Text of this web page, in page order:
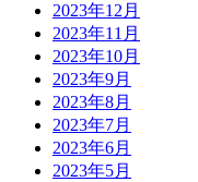
2023年12月
2023年11月
2023年10月
2023年9月
2023年8月
2023年7月
2023年6月
2023年5月